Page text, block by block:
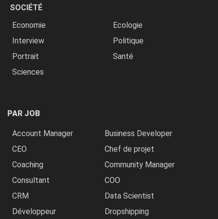
SOCIÉTÉ
Economie
Ecologie
Interview
Politique
Portrait
Santé
Sciences
PAR JOB
Account Manager
Business Developer
CEO
Chef de projet
Coaching
Community Manager
Consultant
COO
CRM
Data Scientist
Développeur
Dropshipping